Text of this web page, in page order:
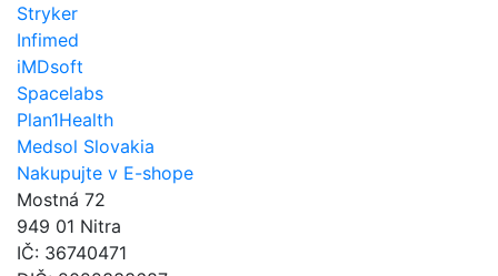
Stryker
Infimed
iMDsoft
Spacelabs
Plan1Health
Medsol Slovakia
Nakupujte v E-shope
Mostná 72
949 01 Nitra
IČ: 36740471